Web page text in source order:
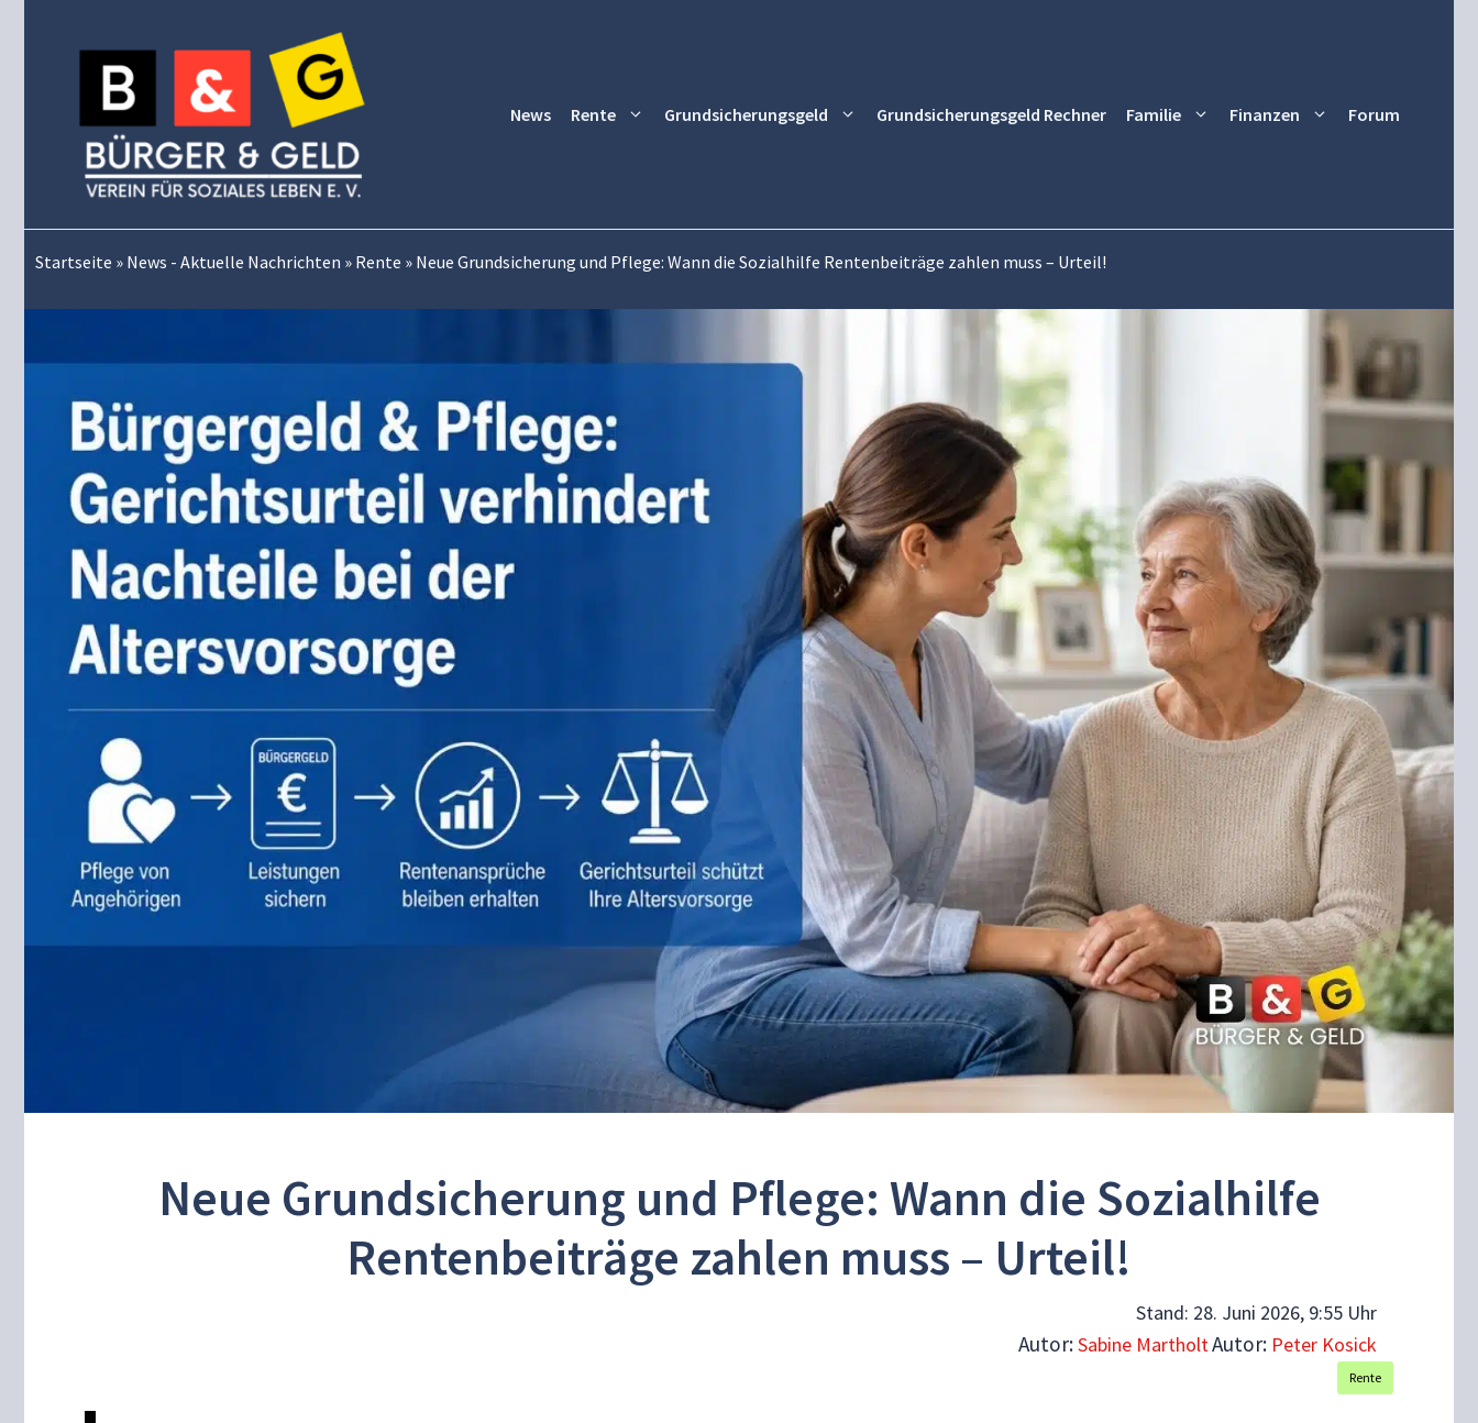
News Rente Grundsicherungsgeld Grundsicherungsgeld Rechner Familie Finanzen Forum
Startseite » News - Aktuelle Nachrichten » Rente » Neue Grundsicherung und Pflege: Wann die Sozialhilfe Rentenbeiträge zahlen muss – Urteil!
Neue Grundsicherung und Pflege: Wann die Sozialhilfe
Rentenbeiträge zahlen muss – Urteil!
Stand: 28. Juni 2026, 9:55 Uhr
Autor:Sabine MartholtAutor: Peter Kosick
Rente